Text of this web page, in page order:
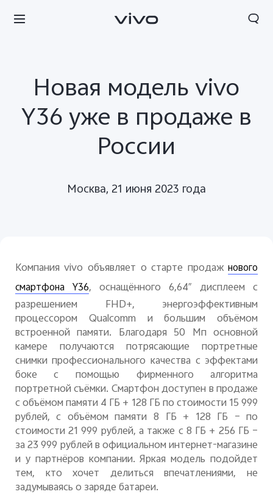
Россия | Выберите страну/регион
Новая модель vivo
Y36 уже в продаже в
России
Москва, 21 июня 2023 года
Компания vivo объявляет о старте продажнового
смартфона Y36, оснащённого 6,64″ дисплеем с
разрешением FHD+, энергоэффективным
процессором Qualcomm и большим объёмом
встроенной памяти. Благодаря 50 Мп основной
камере получаются потрясающие портретные
снимкипрофессионального качества с эффектами
боке с помощью фирменного алгоритма
портретной съёмки. Смартфон доступен в продаже
с объёмом памяти 4 ГБ + 128 ГБ по стоимости 15 999
рублей, с объёмом памяти 8 ГБ + 128 ГБ – по
стоимости 21 999 рублей, а также с 8 ГБ + 256 ГБ –
за 23 999 рублей в официальном интернет-магазине
и у партнёров компании. Яркая модель подойдет
тем, кто хочет делиться впечатлениями, не
задумываясь о заряде батареи.